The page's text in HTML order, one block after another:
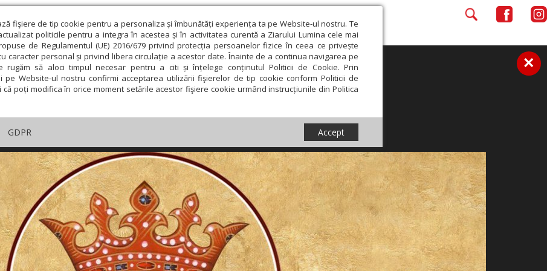
fişiere de tip cookie pentru a personaliza și îmbunătăți experiența ta pe Website-ul nostru. Te
politicile pentru a integra în acestea și în activitatea curentă a Ziarului Lumina cele mai
de Regulamentul (UE) 2016/679 privind protecția persoanelor fizice în ceea ce privește
caracter personal și privind libera circulație a acestor date. Înainte de a continua navigarea pe
rugăm să aloci timpul necesar pentru a citi și înțelege conținutul Politicii de Cookie. Prin
pe Website-ul nostru confirmi acceptarea utilizării fişierelor de tip cookie conform Politicii de
că poți modifica în orice moment setările acestor fişiere cookie urmând instrucțiunile din Politica
GDPR Accept
×